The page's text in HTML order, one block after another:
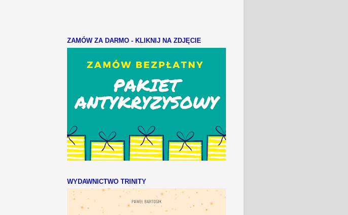
ZAMÓW ZA DARMO - KLIKNIJ NA ZDJĘCIE
WYDAWNICTWO TRINITY